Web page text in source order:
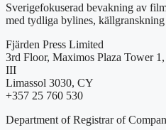
Sverigefokuserad bevakning av
med tydliga bylines,
Fjärden Press Limited
3rd Floor, Maximos Plaza Tower
III
Limassol 3030, CY
+357 25 760 530
Department of Registrar of